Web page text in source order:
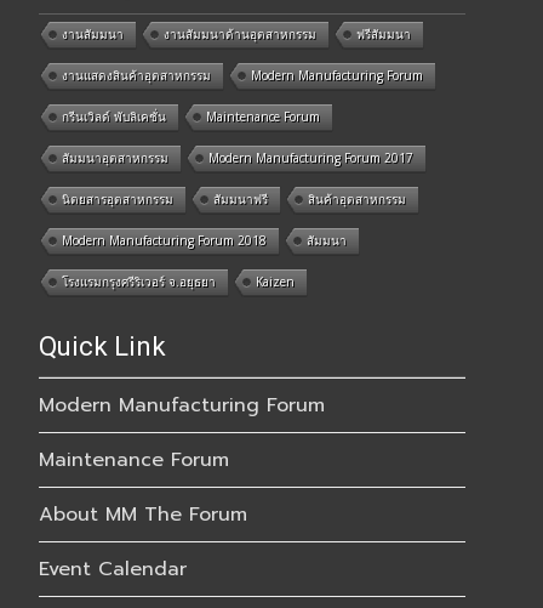
งานสัมมนา งานสัมมนาด้านอุตสาหกรรม ฟรีสัมมนา
งานแสดงสินค้าอุตสาหกรรม Modern Manufacturing Forum
กรีนเวิลด์ พับลิเคชั่น Maintenance Forum
สัมมนาอุตสาหกรรม Modern Manufacturing Forum 2017
นิตยสารอุตสาหกรรม สัมมนาฟรี สินค้าอุตสาหกรรม
Modern Manufacturing Forum 2018 สัมมนา
โรงแรมกรุงศรีริเวอร์ จ.อยุธยา Kaizen
Quick Link
Modern Manufacturing Forum
Maintenance Forum
About MM The Forum
Event Calendar